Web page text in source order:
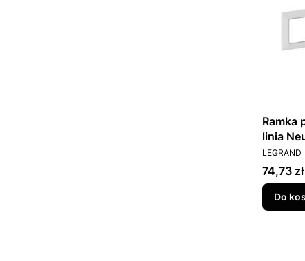
Ramka
linia
LEGRAND
Cena
74,73 zł
Do